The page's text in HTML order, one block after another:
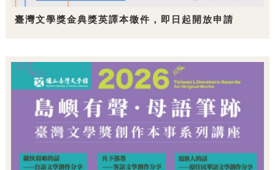
臺灣文學獎金典獎英譯本徵件，即日起開放申請